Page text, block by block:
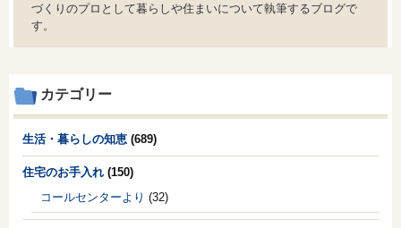
づくりのプロとして暮らしや住まいについて執筆するブログで
す。
カテゴリー
生活・暮らしの知恵 (689)
住宅のお手入れ (150)
コールセンターより (32)